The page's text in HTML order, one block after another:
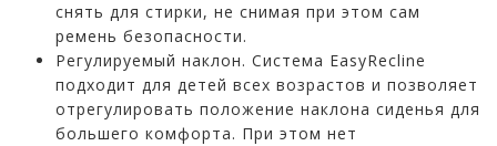
снять для стирки, не снимая при этом сам
ремень безопасности.
Регулируемый наклон. Система EasyRecline
подходит для детей всех возрастов и позволяет
отрегулировать положение наклона сиденья для
большего комфорта. При этом нет